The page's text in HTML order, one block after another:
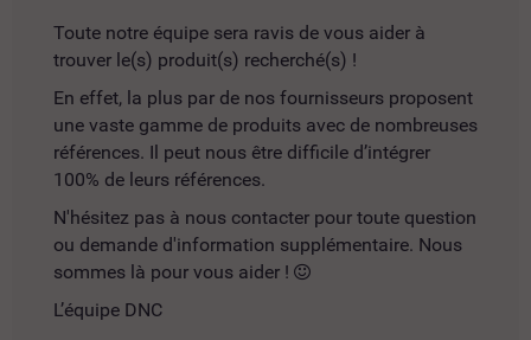
Toute notre équipe sera ravis de vous aider à
trouver le(s) produit(s) recherché(s) !
En effet, la plus par de nos fournisseurs proposent
une vaste gamme de produits avec de nombreuses
références. Il peut nous être difficile d’intégrer
100% de leurs références.
N'hésitez pas à nous contacter pour toute question
ou demande d'information supplémentaire. Nous
sommes là pour vous aider !
L’équipe DNC